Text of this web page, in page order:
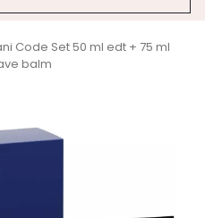
Code Set 50 ml edt + 75 ml
balm